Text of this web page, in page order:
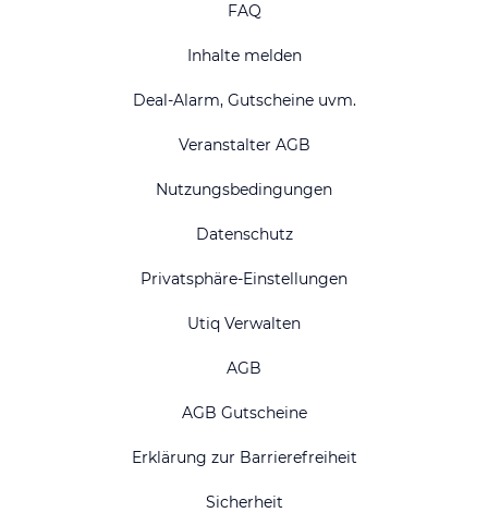
FAQ
Inhalte melden
Deal-Alarm, Gutscheine uvm.
Veranstalter AGB
Nutzungsbedingungen
Datenschutz
Privatsphäre-Einstellungen
Utiq Verwalten
AGB
AGB Gutscheine
Erklärung zur Barrierefreiheit
Sicherheit